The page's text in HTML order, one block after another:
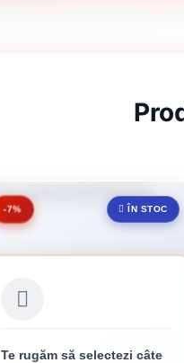
ÎN STOC
-7%
CUTIE DE 5 KG
Te rugăm să selectezi câte